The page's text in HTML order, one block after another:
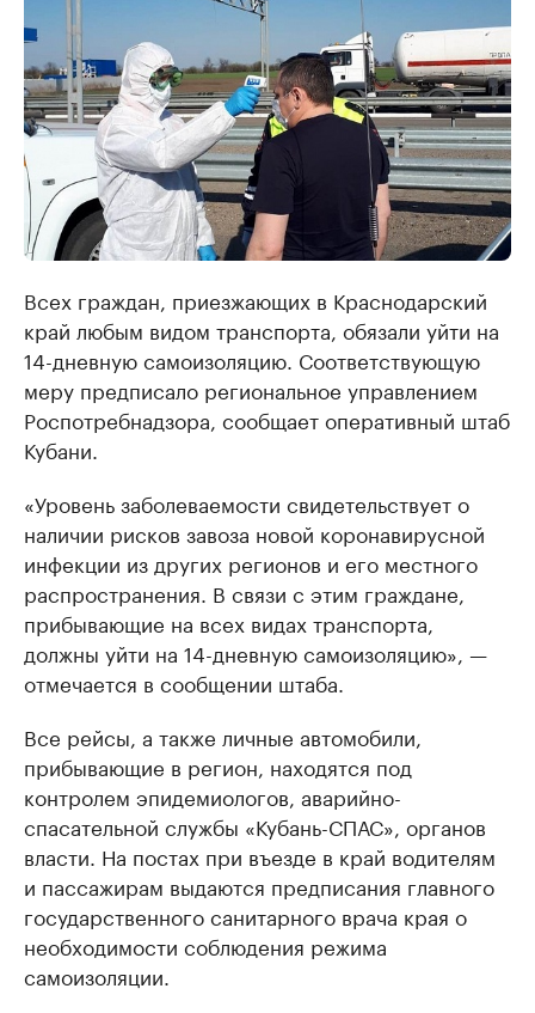
Всех граждан, приезжающих в Краснодарский
край любым видом транспорта, обязали уйти на
14-дневную самоизоляцию. Соответствующую
меру предписало региональное управлением
Роспотребнадзора, сообщает оперативный штаб
Кубани.
«Уровень заболеваемости свидетельствует о
наличии рисков завоза новой коронавирусной
инфекции из других регионов и его местного
распространения. В связи с этим граждане,
прибывающие на всех видах транспорта,
должны уйти на 14-дневную самоизоляцию», —
отмечается в сообщении штаба.
Все рейсы, а также личные автомобили,
прибывающие в регион, находятся под
контролем эпидемиологов, аварийно-
спасательной службы «Кубань-СПАС», органов
власти. На постах при въезде в край водителям
и пассажирам выдаются предписания главного
государственного санитарного врача края о
необходимости соблюдения режима
самоизоляции.